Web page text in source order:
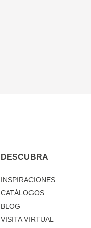
DESCUBRA
INSPIRACIONES
CATÁLOGOS
BLOG
VISITA VIRTUAL